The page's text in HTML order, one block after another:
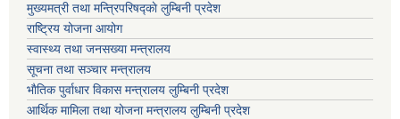
मुख्यमत्री तथा मन्त्रिपरिषद्काे लुम्बिनी प्रदेश
राष्ट्रिय योजना आयोग
स्वास्थ्य तथा जनसख्या मन्त्रालय
सूचना तथा सञ्चार मन्त्रालय
भाैतिक पुर्वाधार विकास मन्त्रालय लुम्बिनी प्रदेश
आर्थिक मामिला तथा योजना मन्त्रालय लुम्बिनी प्रदेश